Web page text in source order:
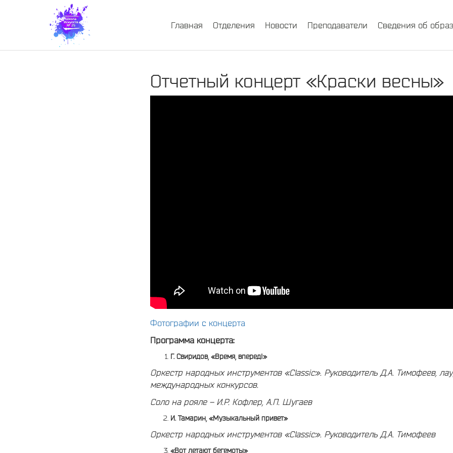
Главная Отделения Новости Преподаватели Сведения об
Отчетный концерт «Краски весны»
Фотографии с концерта
Программа концерта:
Г. Свиридов, «Время, вперед!»
Оркестр народных инструментов «Classic». Руководитель Д.А. Тимофеев,
международных конкурсов.
Соло на рояле – И.Р. Кофлер, А.П. Шугаев
И. Тамарин, «Музыкальный привет»
Оркестр народных инструментов «Classic». Руководитель Д.А. Тимофеев
«Вот летают бегемоты»